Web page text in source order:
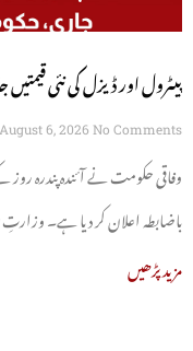
پیٹرول اور ڈیزل کی نئی
August 6, 2026 No Comments
وفاقی حکومت نے آئندہ پندرہ روز
باضابطہ اعلان کر دیا ہے۔ وزارتِ
مزید پڑھیں